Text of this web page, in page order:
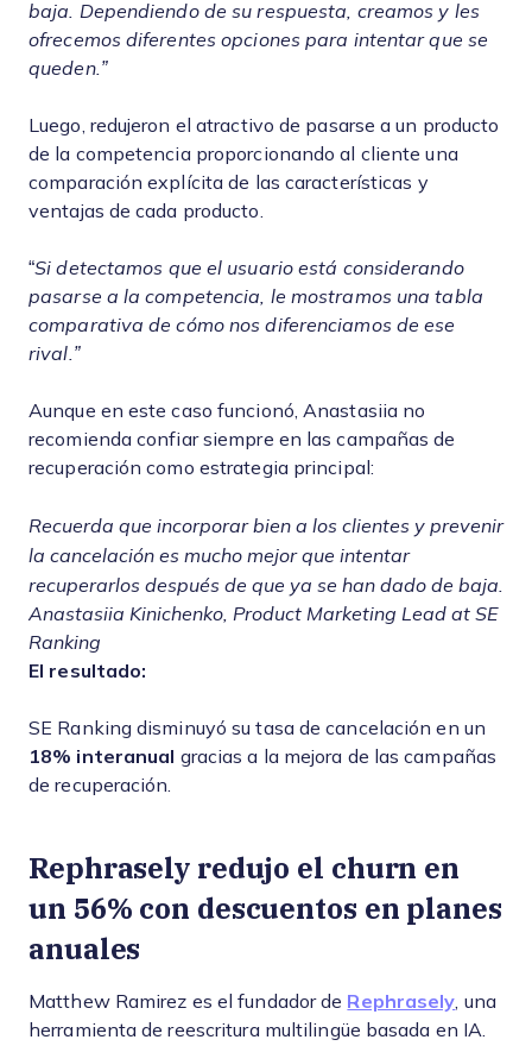
baja. Dependiendo de su respuesta, creamos y les
ofrecemos diferentes opciones para intentar que se
queden.”
Luego, redujeron el atractivo de pasarse a un producto
de la competencia proporcionando al cliente una
comparación explícita de las características y
ventajas de cada producto.
“Si detectamos que el usuario está considerando
pasarse a la competencia, le mostramos una tabla
comparativa de cómo nos diferenciamos de ese
rival.”
Aunque en este caso funcionó, Anastasiia no
recomienda confiar siempre en las campañas de
recuperación como estrategia principal:
Recuerda que incorporar bien a los clientes y prevenir
la cancelación es mucho mejor que intentar
recuperarlos después de que ya se han dado de baja.
Anastasiia Kinichenko, Product Marketing Lead at SE
Ranking
El resultado:
SE Ranking disminuyó su tasa de cancelación en un
18% interanual gracias a la mejora de las campañas
de recuperación.
Rephrasely redujo el churn en
un 56% con descuentos en planes
anuales
Matthew Ramirez es el fundador de Rephrasely , una
herramienta de reescritura multilingüe basada en IA.